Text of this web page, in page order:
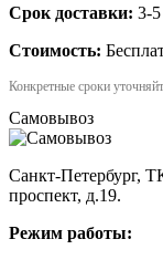
Срок доставки: 3-
Стоимость:
Конкретные сроки
Самовывоз
Санкт-Петербург,
проспект, д.19.
Режим работы: